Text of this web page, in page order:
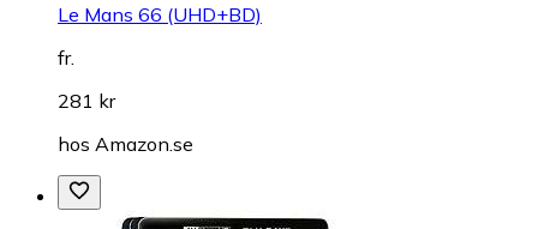
Le Mans 66 (UHD+BD)
fr.
281 kr
hos Amazon.se